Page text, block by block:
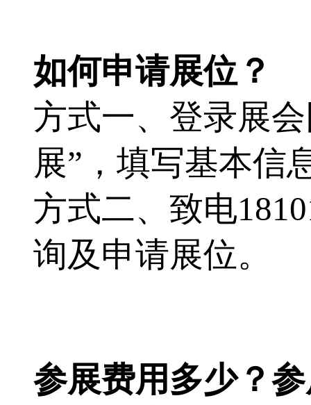
如何申请展位？
方式一、登录展
展”，填写基本信
方式二、 致电
询及申请展位。
参展费用多少？